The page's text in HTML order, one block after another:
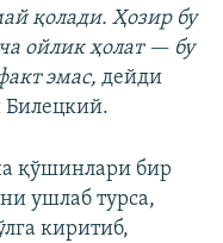
қолади. Ҳозир бу
ойлик ҳолат — бу
эмас, дейди
Билецкий.
қўшинлари бир
ушлаб турса,
киритиб,